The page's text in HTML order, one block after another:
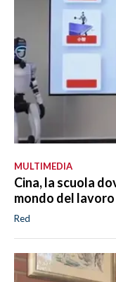
MULTIMEDIA
Cina, la scuola
mondo del lavoro
Red